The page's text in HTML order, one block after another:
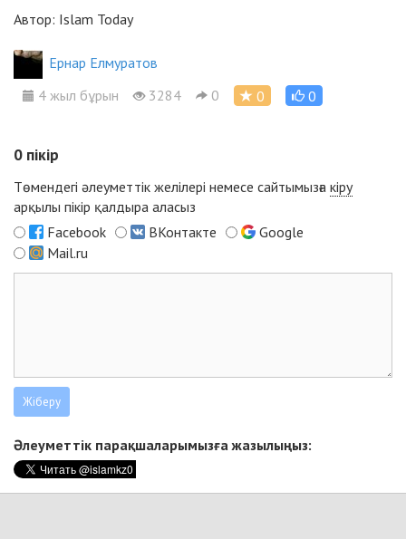
Автор: Islam Today
Ернар Елмуратов
4 жыл бұрын
3284 0 0 0
0 пікір
Төмендегі әлеуметтік желілері немесе сайтымызға кіру
арқылы пікір қалдыра аласыз
Facebook
ВКонтакте
Google
Mail.ru
Әлеуметтік парақшаларымызға жазылыңыз: